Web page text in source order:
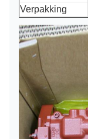
Verpakking